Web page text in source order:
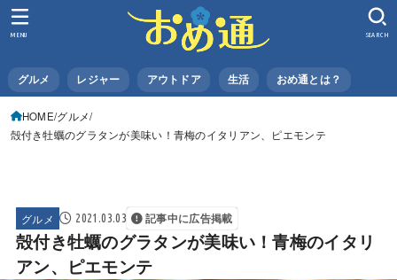
グルメ レジャー アウトドア 生活 おめ通とは？
SEARCH
MENU
HOME グルメ
殻付き牡蠣のグラタンが美味い！青梅のイタリアン、ピエモンテ
グルメ 2021.03.03 記事中に広告掲載
殻付き牡蠣のグラタンが美味い！青梅のイタリ
アン、ピエモンテ